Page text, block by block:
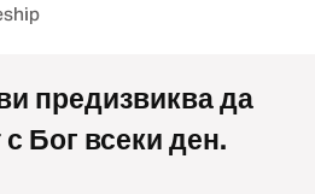
предизвиква да
Бог всеки ден.